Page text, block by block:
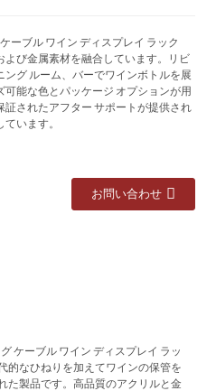
ーブル ワイン ディスプレイ ラック
び金属素材を融合しています。リビ
グ ルーム、バーでワインボトルを展
能な色とパッケージ オプションが用
されたアフター サポートが提供され
います。
お問い合わせ
ケーブル ワイン ディスプレイ ラッ
的なひねりを加えてワインの保管を
た製品です。高品質のアクリルと金